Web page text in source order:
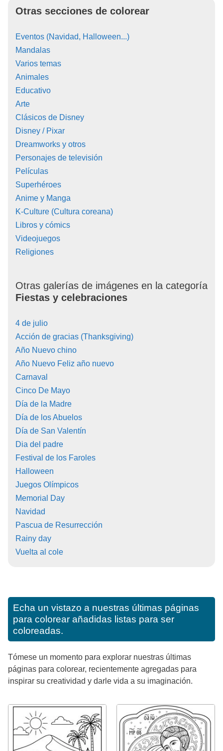
Otras secciones de colorear
Eventos (Navidad, Halloween...)
Mandalas
Varios temas
Animales
Educativo
Arte
Clásicos de Disney
Disney / Pixar
Dreamworks y otros
Personajes de televisión
Películas
Superhéroes
Anime y Manga
K-Culture (Cultura coreana)
Libros y cómics
Videojuegos
Religiones
Otras galerías de imágenes en la categoría
Fiestas y celebraciones
4 de julio
Acción de gracias (Thanksgiving)
Año Nuevo chino
Año Nuevo Feliz año nuevo
Carnaval
Cinco De Mayo
Día de la Madre
Día de los Abuelos
Día de San Valentín
Dia del padre
Festival de los Faroles
Halloween
Juegos Olímpicos
Memorial Day
Navidad
Pascua de Resurrección
Rainy day
Vuelta al cole
Echa un vistazo a nuestras últimas páginas
para colorear añadidas listas para ser
coloreadas.
Tómese un momento para explorar nuestras últimas
páginas para colorear, recientemente agregadas para
inspirar su creatividad y darle vida a su imaginación.